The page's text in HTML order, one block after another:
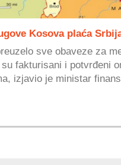
Kosova plaća
sve obaveze za
fakturisani i potvrđeni
izjavio je ministar